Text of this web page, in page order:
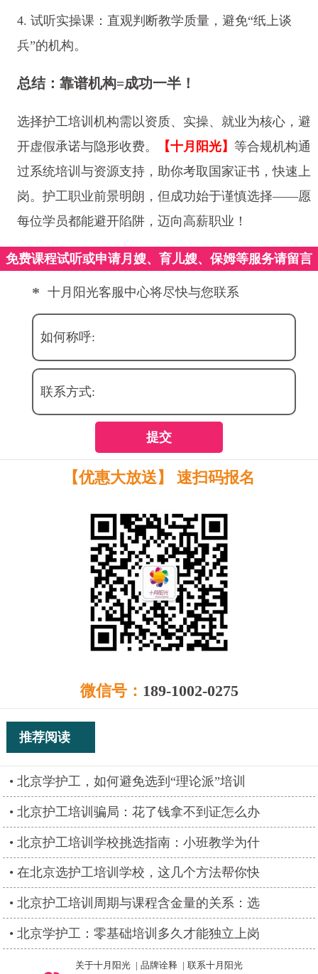
4. 试听实操课：直观判断教学质量，避免“纸上谈
兵”的机构。
总结：靠谱机构=成功一半！
选择护工培训机构需以资质、实操、就业为核心，避
开虚假承诺与隐形收费。
【十月阳光】 等合规机构通
过系统培训与资源支持，助你考取国家证书，快速上
岗。护工职业前景明朗，但成功始于谨慎选择——愿
每位学员都能避开陷阱，迈向高薪职业！
免费课程试听或申请月嫂、育儿嫂、保姆等服务请留言
* 十月阳光客服中心将尽快与您联系
如何称呼:
联系方式:
提交
【优惠大放送】 速扫码报名
微信号： 189-1002-0275
推荐阅读
北京学护工，如何避免选到“理论派”培训
北京护工培训骗局：花了钱拿不到证怎么办
北京护工培训学校挑选指南：小班教学为什
在北京选护工培训学校，这几个方法帮你快
北京护工培训周期与课程含金量的关系：选
北京学护工：零基础培训多久才能独立上岗
关于十月阳光 | 品牌诠释 | 联系十月阳光